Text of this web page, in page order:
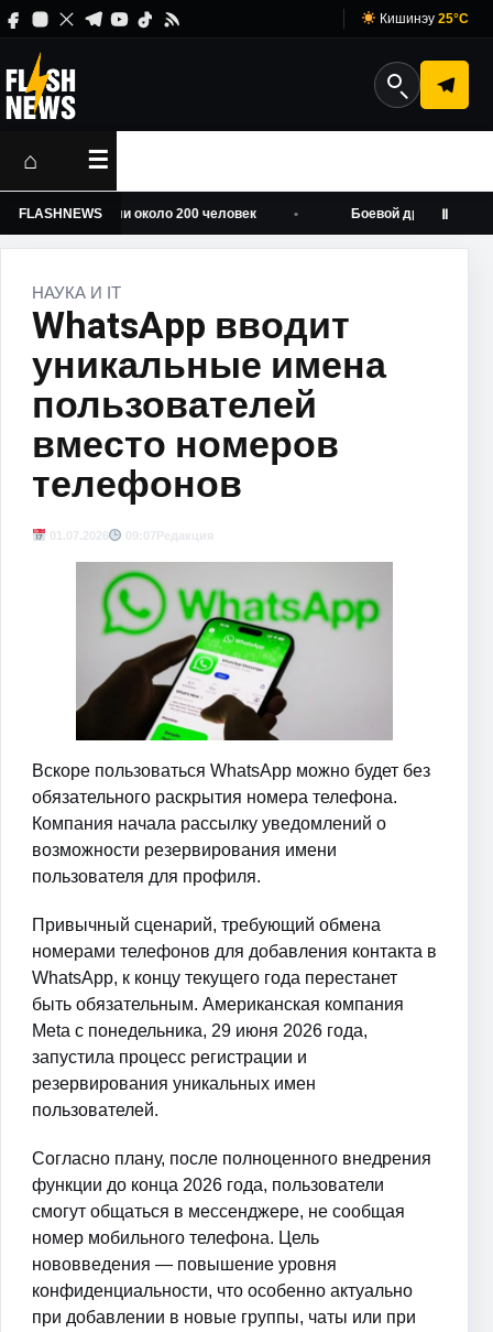
Кишинэу 25°C
⌂ ☰
FLASHNEWSоколо 200 человек Боевой дрон взорвался в
Ⅱ
НАУКА И IT
WhatsApp вводит
уникальные имена
пользователей
вместо номеров
телефонов
01.07.2026 09:07Редакция
Вскоре пользоваться WhatsApp можно будет без
обязательного раскрытия номера телефона.
Компания начала рассылку уведомлений о
возможности резервирования имени
пользователя для профиля.
Привычный сценарий, требующий обмена
номерами телефонов для добавления контакта в
WhatsApp, к концу текущего года перестанет
быть обязательным. Американская компания
Meta с понедельника, 29 июня 2026 года,
запустила процесс регистрации и
резервирования уникальных имен
пользователей.
Согласно плану, после полноценного внедрения
функции до конца 2026 года, пользователи
смогут общаться в мессенджере, не сообщая
номер мобильного телефона. Цель
нововведения — повышение уровня
конфиденциальности, что особенно актуально
при добавлении в новые группы, чаты или при